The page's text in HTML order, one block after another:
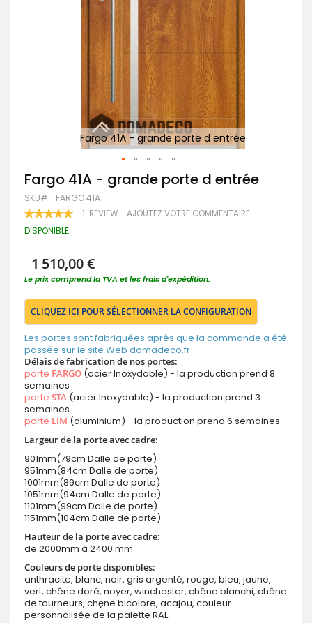
Fargo 41A - grande porte d entrée
Passer
au
début
de
Galerie
Fargo 41A - grande porte d entrée
SKU FARGO 41A
RATING: 1 REVIEW AJOUTEZ VOTRE COMMENTAIRE
DISPONIBLE
1 510,00 €
Le prix comprend la TVA et les frais d'expédition.
CLIQUEZ ICI POUR SÉLECTIONNER LA CONFIGURATION
Les portes sont fabriquées après que la commande a été
passée sur le site Web domadeco.fr
Délais de fabrication de nos portes:
porte FARGO (acier Inoxydable) - la production prend 8
semaines
porte STA (acier Inoxydable) - la production prend 3
semaines
porte LIM (aluminium) - la production prend 6 semaines
Largeur de la porte avec cadre:
901mm(79cm Dalle de porte)
951mm(84cm Dalle de porte)
1001mm(89cm Dalle de porte)
1051mm(94cm Dalle de porte)
1101mm(99cm Dalle de porte)
1151mm(104cm Dalle de porte)
Hauteur de la porte avec cadre:
de 2000mm à 2400 mm
Couleurs de porte disponibles:
anthracite, blanc, noir, gris argenté, rouge, bleu, jaune,
vert, chêne doré, noyer, winchester, chêne blanchi, chêne
de tourneurs, chęne bicolore, acajou, couleur
personnalisée de la palette RAL